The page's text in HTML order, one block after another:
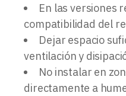
En las versiones
compatibilidad del
Dejar espacio
ventilación y
No instalar en
directamente a